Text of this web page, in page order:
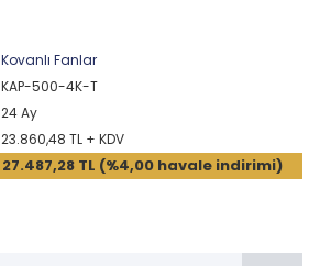
Kovanlı Fanlar
KAP-500-4K-T
24 Ay
23.860,48 TL + KDV
27.487,28 TL (%4,00 havale indirimi)